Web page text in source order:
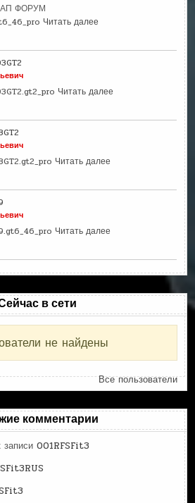
ФОРУМ
Читать далее
Читать далее
Читать далее
Читать далее
в сети
не найдены
Все пользователи
комментарии
записи001RFSFit3